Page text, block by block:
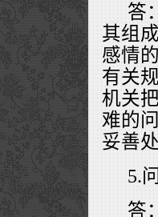
答
其组
感情
有关
机关
难的
妥善
5.
答